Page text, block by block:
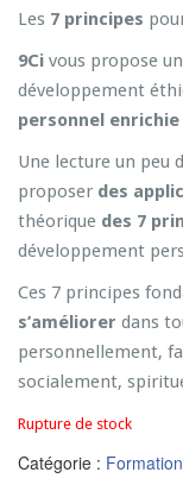
Les 7 principes
9Ci vous propose
développement
personnel
Une lecture un peu
proposer des
théorique des 7
développement
Ces 7 principes
s’améliorer dans
personnellement,
socialement,
Rupture de stock
Catégorie : Formation